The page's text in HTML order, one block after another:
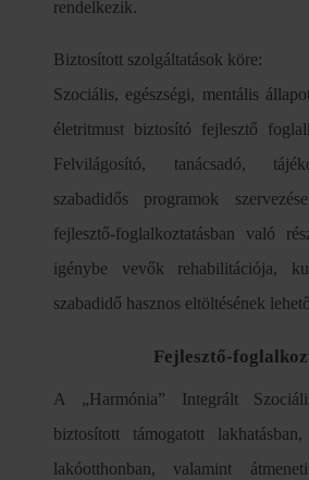
rendelkezik.
Biztosított szolgáltatások köre:
Szociális, egészségi, mentális
életritmust biztosító fejlesztő
Felvilágosító, tanácsadó,
szabadidős programok
fejlesztő-foglalkoztatásban való
igénybe vevők rehabilitációja,
szabadidő hasznos eltöltésének
Fejlesztő-
A „Harmónia” Integrált
biztosított támogatott
lakóotthonban, valamint